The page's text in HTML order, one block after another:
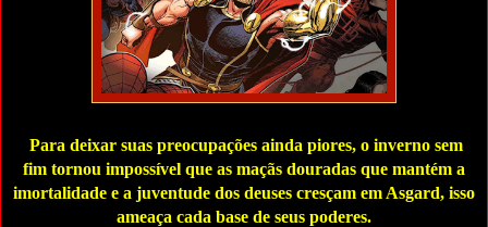
Para deixar suas preocupações ainda piores, o inverno sem
fim tornou impossível que as maçãs douradas que mantém a
imortalidade e a juventude dos deuses cresçam em Asgard, isso
ameaça cada base de seus poderes.